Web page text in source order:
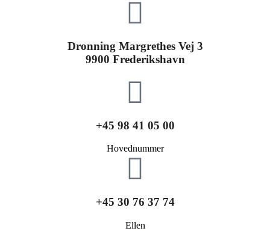
Dronning Margrethes Vej 3
9900 Frederikshavn
+45 98 41 05 00
Hovednummer
+45 30 76 37 74
Ellen